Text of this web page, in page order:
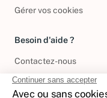
Gérer vos cookies
Besoin d'aide ?
Contactez-nous